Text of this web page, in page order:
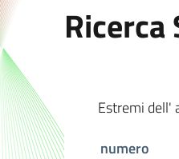
Ricerca
Estremi dell'
numero